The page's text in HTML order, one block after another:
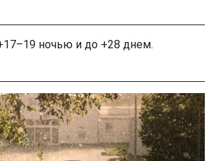
ночью и до +28 днем.